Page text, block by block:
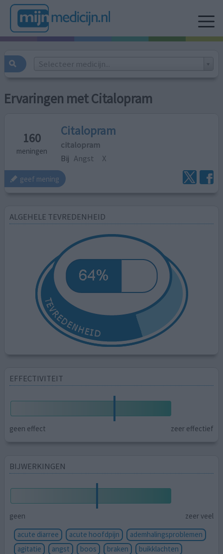
Selecteer medicijn...
Ervaringen met Citalopram
160
meningen
Citalopram
citalopram
Bij Angst X
geef mening
ALGEHELE TEVREDENHEID
EFFECTIVITEIT
geen effect zeer effectief
BIJWERKINGEN
geen
zeer veel
acute diarree
acute hoofdpijn
ademhalingsproblemen
agitatie
angst boos braken
buikklachten